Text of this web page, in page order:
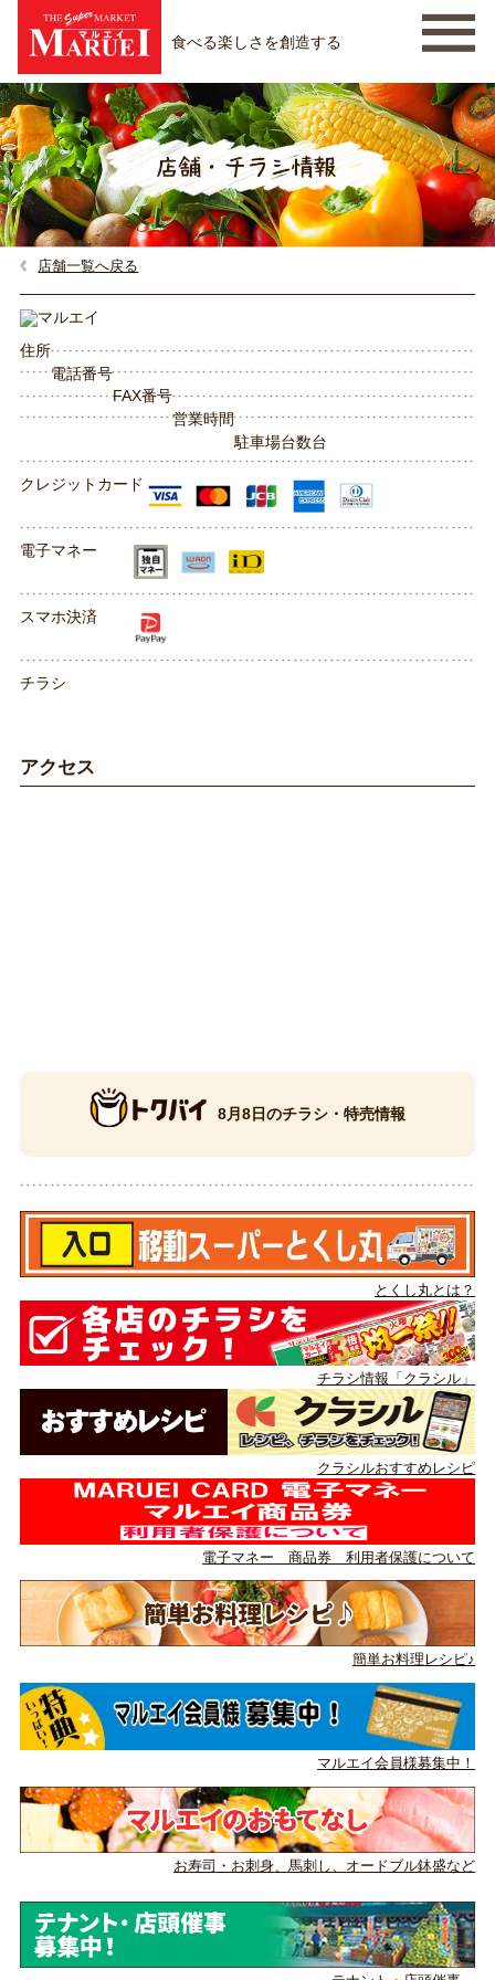
食べる楽しさを創造する
店舗一覧へ戻る
住所
電話番号
FAX番号
営業時間
駐車場台数台
クレジットカード
電子マネー
スマホ決済
チラシ
アクセス
8月8日のチラシ・特売情報
とくし丸とは？
チラシ情報「クラシル」
クラシルおすすめレシピ
電子マネー 商品券 利用者保護について
簡単お料理レシピ♪
マルエイ会員様募集中！
お寿司・お刺身、馬刺し、 オードブル鉢盛など